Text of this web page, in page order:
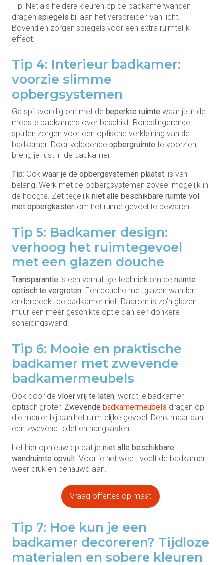
Tip: Net als heldere kleuren op de badkamerwanden
dragen spiegels bij aan het verspreiden van licht.
Bovendien zorgen spiegels voor een extra ruimtelijk
effect.
Tip 4: Interieur badkamer:
voorzie slimme
opbergsystemen
Ga spitsvondig om met de beperkte ruimte waar je in de
meeste badkamers over beschikt. Rondslingerende
spullen zorgen voor een optische verkleining van de
badkamer. Door voldoende opbergruimte te voorzien,
breng je rust in de badkamer.
Tip: Ook waar je de opbergsystemen plaatst, is van
belang. Werk met de opbergsystemen zoveel mogelijk in
de hoogte. Zet tegelijk niet alle beschikbare ruimte vol
met opbergkasten om het ruime gevoel te bewaren.
Tip 5: Badkamer design:
verhoog het ruimtegevoel
met een glazen douche
Transparantie is een vernuftige techniek om de ruimte
optisch te vergroten . Een douche met glazen wanden
onderbreekt de badkamer niet. Daarom is zo’n glazen
muur een meer geschikte optie dan een donkere
scheidingswand.
Tip 6: Mooie en praktische
badkamer met zwevende
badkamermeubels
Ook door de vloer vrij te laten, wordt je badkamer
optisch groter. Zwevende badkamermeubels dragen op
die manier bij aan het ruimtelijke gevoel. Denk maar aan
een zwevend toilet en hangkasten.
Let hier opnieuw op dat je niet alle beschikbare
wandruimte opvult . Voor je het weet, voelt de badkamer
weer druk en benauwd aan.
Vraag offertes op maat
Tip 7: Hoe kun je een
badkamer decoreren? Tijdloze
materialen en sobere kleuren